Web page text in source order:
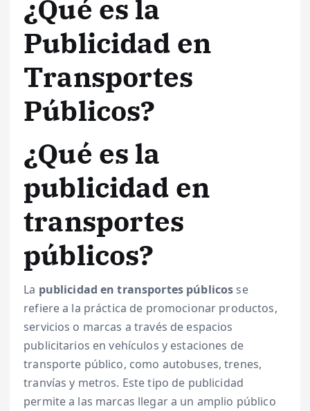
¿Qué es la
Publicidad en
Transportes
Públicos?
¿Qué es la
publicidad en
transportes
públicos?
La publicidad en transportes públicosse
refiere a la práctica de promocionar productos,
servicios o marcas a través de espacios
publicitarios en vehículos y estaciones de
transporte público, como autobuses, trenes,
tranvías y metros. Este tipo de publicidad
permite a las marcas llegar a un amplio público